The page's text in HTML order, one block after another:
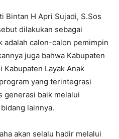
Bintan H Apri Sujadi, S.Sos
dilakukan sebagai
adalah calon-calon pemimpin
juga bahwa Kabupaten
Layak Anak
yang terintegrasi
generasi baik melalui
lainnya.
akan selalu hadir melalui